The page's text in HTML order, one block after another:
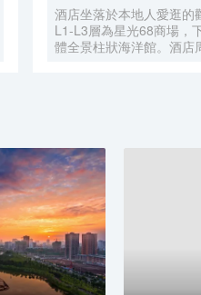
酒店坐落於本地人愛逛的
L1-L3層為星光68商場，
體全景柱狀海洋館。酒店